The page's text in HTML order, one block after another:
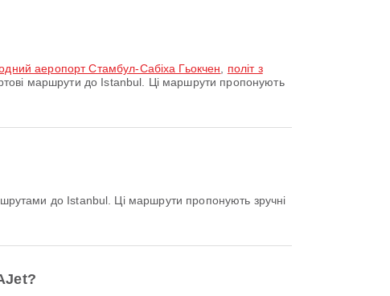
аеропорт Стамбул-Сабіха Гьокчен
політ з
маршрути до Istanbul. Ці маршрути пропонують
до Istanbul. Ці маршрути пропонують зручні